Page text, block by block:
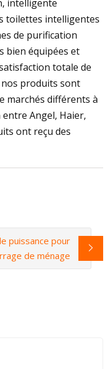
intelligente
toilettes intelligentes
de purification
bien équipées et
totale de
nos produits sont
marchés différents à
Angel, Haier,
ont reçu des
puissance pour
de ménage